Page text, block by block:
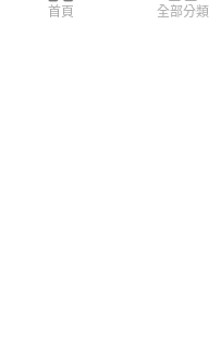
首頁 全部分類